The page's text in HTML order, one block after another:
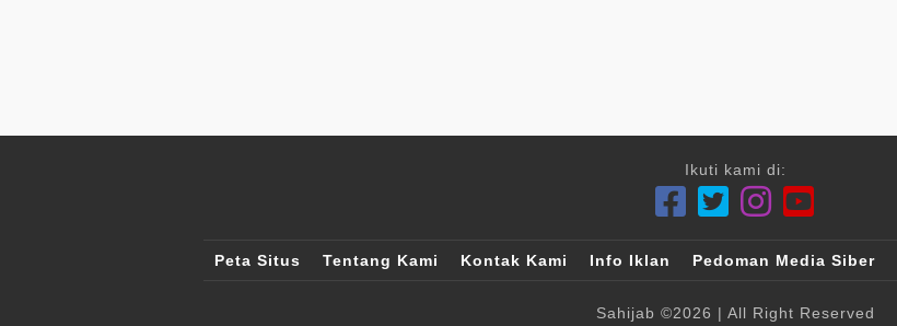
Ikuti kami di:
Peta Situs Tentang Kami Kontak Kami Info Iklan Pedoman Media Siber
Sahijab ©2026 | All Right Reserved